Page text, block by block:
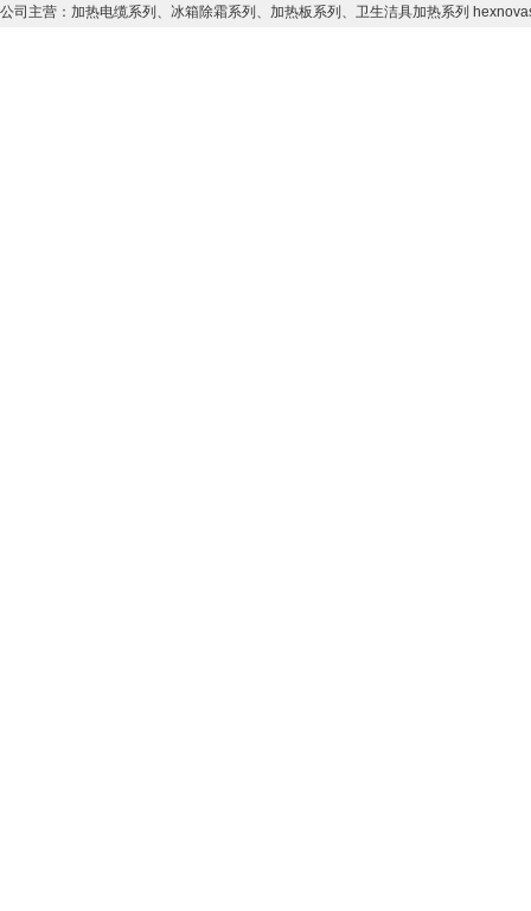
公司主营：加热电缆系列、冰箱除霜系列、加热板系列、卫生洁具加热系列